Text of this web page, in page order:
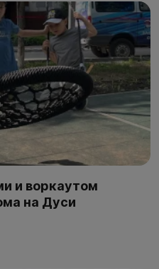
и воркаутом
на Дуси